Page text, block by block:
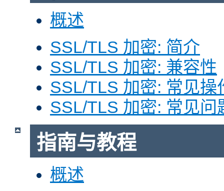
概述
SSL/TLS 加密: 简介
SSL/TLS 加密: 兼容性
SSL/TLS 加密: 常见操
SSL/TLS 加密: 常见问
指南与教程
概述